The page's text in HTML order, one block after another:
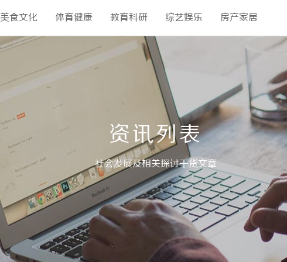
美食文化 体育健康 教育科研 综艺娱乐 房产家居
资讯列表
社会发展及相关探讨干货文章